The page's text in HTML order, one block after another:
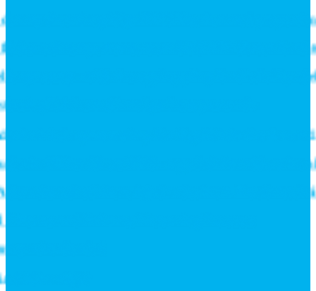
mycket mångsidiga PE06M-serien med
och temperatursensorn SCVOT2 Vortex för
gateway – välj rätt uppkoppling för ditt IoT-projekt
förbättrar järnvägsnätets prestanda
inleder partnerskap för högeffektiv distribuerad
in till Roadshow 2026 – upptäck framtidens
och stärker erbjudandet inom likströmsteknik
and Enhance Measuring Processes
rekordorder!
din miljö?